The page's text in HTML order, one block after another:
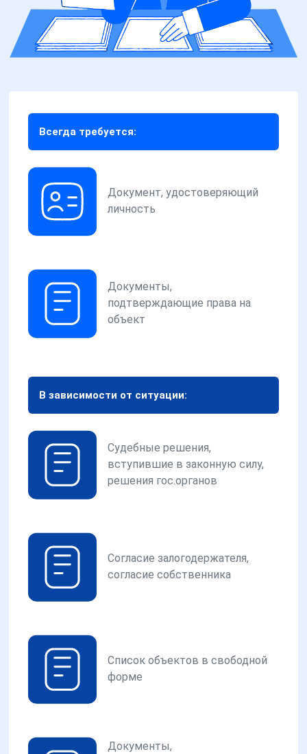
Всегда требуется:
Документ, удостоверяющий
личность
Документы,
подтверждающие права на
объект
В зависимости от ситуации:
Судебные решения,
вступившие в законную силу,
решения гос.органов
Согласие залогодержателя,
согласие собственника
Список объектов в свободной
форме
Документы,